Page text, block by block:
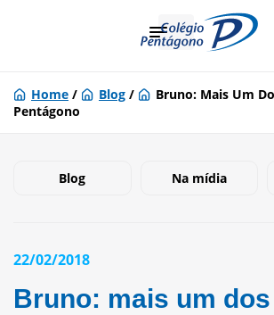
Home / Blog /
Bruno: Mais Um
Pentágono
Blog Na mídia
22/02/2018
Bruno: mais um dos